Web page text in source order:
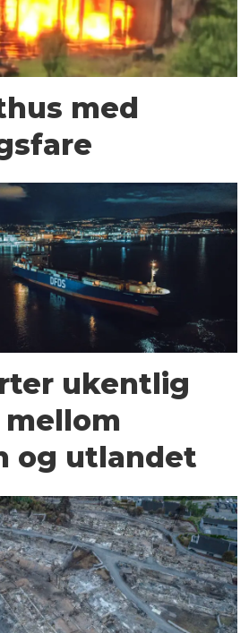
med
ukentlig
og utlandet